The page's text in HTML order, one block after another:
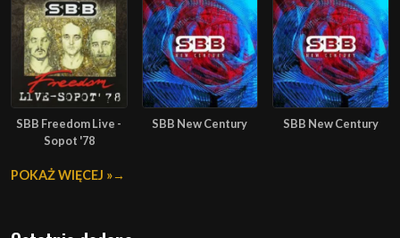
SBB Freedom Live -
Sopot '78
SBB New Century SBB New Century
POKAŻ WIĘCEJ »